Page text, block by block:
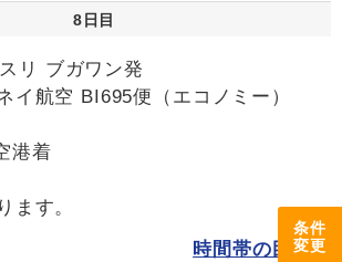
条件
変更
8日目
リ ブガワン発
イ航空 BI695便（エコノミー）
港着
ます。
時間帯の目安